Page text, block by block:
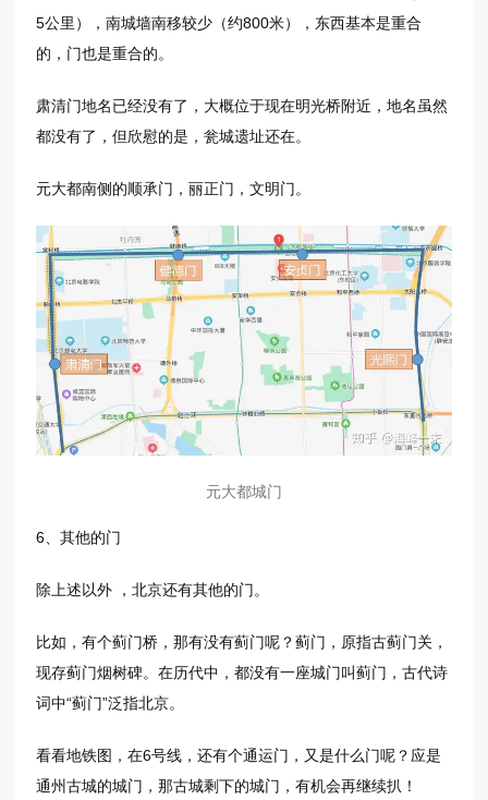
5公里），南城墙南移较少（约800米），东西基本是重合
的，门也是重合的。
肃清门地名已经没有了，大概位于现在明光桥附近，地名虽然
都没有了，但欣慰的是，瓮城遗址还在。
元大都南侧的顺承门，丽正门，文明门。
元大都城门
6、其他的门
除上述以外 ，北京还有其他的门。
比如，有个蓟门桥，那有没有蓟门呢？蓟门，原指古蓟门关，
现存蓟门烟树碑。在历代中，都没有一座城门叫蓟门，古代诗
词中“蓟门”泛指北京。
看看地铁图，在6号线，还有个通运门，又是什么门呢？应是
通州古城的城门，那古城剩下的城门，有机会再继续扒！